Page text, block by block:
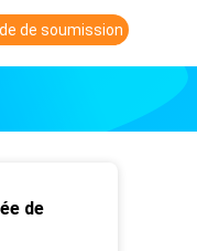
de soumission
de